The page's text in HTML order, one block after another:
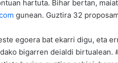
hartuta. Bihar bertan,
gunean. Guztira 32
egoera bat ekarri digu, eta
bigarren deialdi birtualean.